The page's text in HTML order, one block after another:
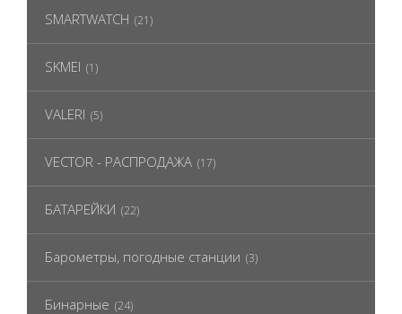
SMARTWATCH (21)
SKMEI (1)
VALERI (5)
VECTOR - РАСПРОДАЖА (17)
БАТАРЕЙКИ (22)
Барометры, погодные станции (3)
Бинарные (24)